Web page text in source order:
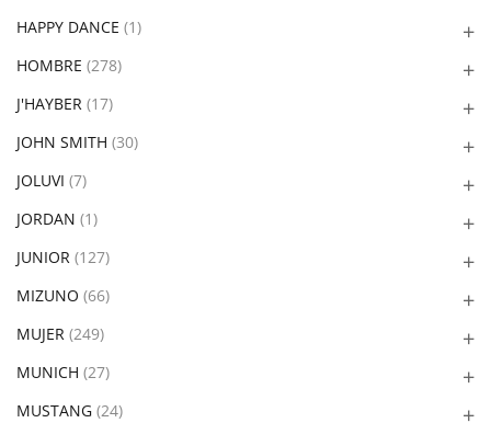
HAPPY DANCE (1)
HOMBRE (278)
J'HAYBER (17)
JOHN SMITH (30)
JOLUVI (7)
JORDAN (1)
JUNIOR (127)
MIZUNO (66)
MUJER (249)
MUNICH (27)
MUSTANG (24)